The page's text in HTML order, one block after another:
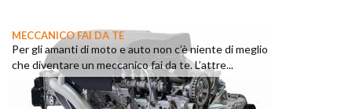
MECCANICO FAI DA TE
Per gli amanti di moto e auto non c’è niente di meglio
che diventare un meccanico fai da te. L’attre...